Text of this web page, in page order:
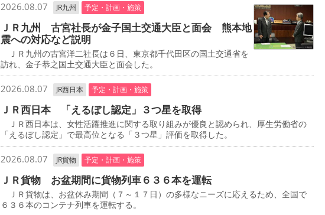
2026.08.07 JR九州 予定・計画・施策
ＪＲ九州 古宮社長が金子国土交通大臣と面会 熊本地
震への対応など説明
ＪＲ九州の古宮洋二社長は６日、東京都千代田区の国土交通省を
訪れ、金子恭之国土交通大臣と面会した。
2026.08.07 JR西日本 予定・計画・施策
ＪＲ西日本 「えるぼし認定」３つ星を取得
ＪＲ西日本は、女性活躍推進に関する取り組みが優良と認められ、厚生労働省の
「えるぼし認定」で最高位となる「３つ星」評価を取得した。
2026.08.07 JR貨物 予定・計画・施策
ＪＲ貨物 お盆期間に貨物列車６３６本を運転
ＪＲ貨物は、お盆休み期間（７～１７日）の多様なニーズに応えるため、全国で
６３６本のコンテナ列車を運転する。